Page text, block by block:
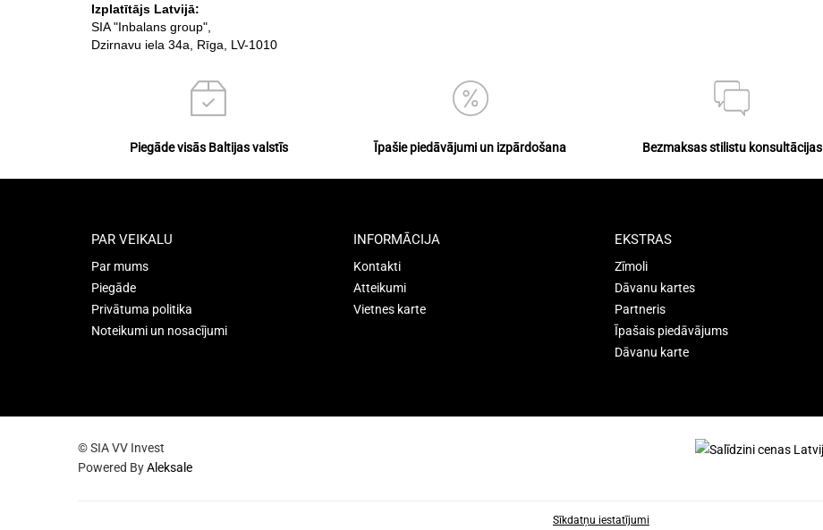
Izplatītājs Latvijā:
SIA "Inbalans group",
Dzirnavu iela 34a, Rīga, LV-1010
Piegāde visās Baltijas valstīs Īpašie piedāvājumi un izpārdošana Bezmaksas stilistu konsultācijas
PAR VEIKALU
Par mums
Piegāde
Privātuma politika
Noteikumi un nosacījumi
INFORMĀCIJA
Kontakti
Atteikumi
Vietnes karte
EKSTRAS
Zīmoli
Dāvanu kartes
Partneris
Īpašais piedāvājums
Dāvanu karte
© SIA VV Invest
Powered ByAleksale
Sīkdatņu iestatījumi